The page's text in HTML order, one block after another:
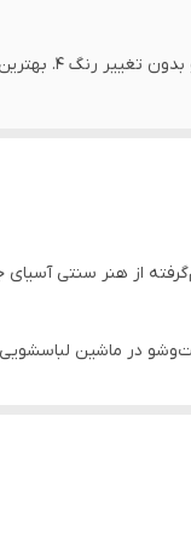
1. پارچه مخمل درجه یک 2. به صورت
از هنر سنتی
در ماشین